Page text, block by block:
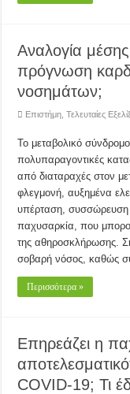
Αναλογία
πρόγνωση
νοσημάτων;
Επιστήμη ,Τελευταίες
Το μεταβολικό
πολυπαραγοντικές
από διαταραχές στον
φλεγμονή, αυξημένα
υπέρταση, συσσώρευση
παχυσαρκία, που
της αθηροσκλήρωσης.
σοβαρή νόσος, καθώς
Περισσότερα »
Επηρεάζει η
COVID-19; Τι